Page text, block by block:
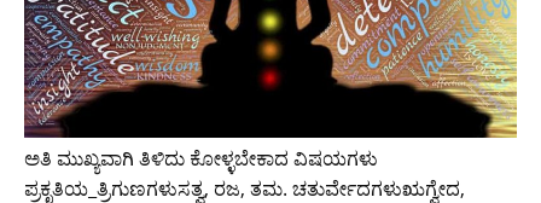
ಅತಿ ಮುಖ್ಯವಾಗಿ ತಿಳಿದು ಕೋಳ್ಳಬೇಕಾದ ವಿಷಯಗಳು
ಪ್ರಕೃತಿಯ_ತ್ರಿಗುಣಗಳುಸತ್ವ, ರಜ, ತಮ. ಚತುರ್ವೇದಗಳುಋಗ್ವೇದ,